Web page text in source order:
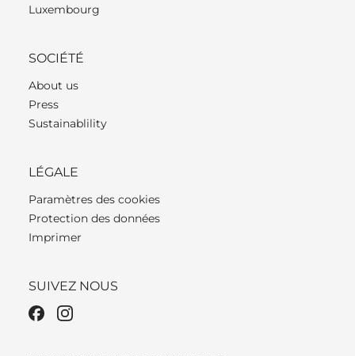
Luxembourg
SOCIÉTÉ
About us
Press
Sustainablility
LÉGALE
Paramètres des cookies
Protection des données
Imprimer
SUIVEZ NOUS